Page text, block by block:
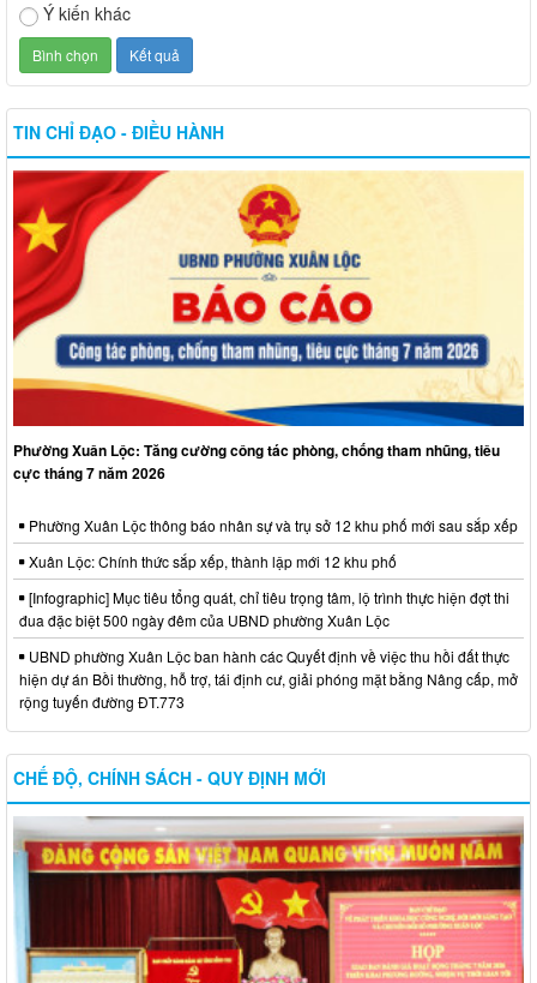
Ý kiến khác
TIN CHỈ ĐẠO - ĐIỀU HÀNH
Phường Xuân Lộc: Tăng cường công tác phòng, chống tham nhũng, tiêu
cực tháng 7 năm 2026
Phường Xuân Lộc thông báo nhân sự và trụ sở 12 khu phố mới sau sắp xếp
Xuân Lộc: Chính thức sắp xếp, thành lập mới 12 khu phố
[Infographic] Mục tiêu tổng quát, chỉ tiêu trọng tâm, lộ trình thực hiện đợt thi
đua đặc biệt 500 ngày đêm của UBND phường Xuân Lộc
UBND phường Xuân Lộc ban hành các Quyết định về việc thu hồi đất thực
hiện dự án Bồi thường, hỗ trợ, tái định cư, giải phóng mặt bằng Nâng cấp, mở
rộng tuyến đường ĐT.773
CHẾ ĐỘ, CHÍNH SÁCH - QUY ĐỊNH MỚI